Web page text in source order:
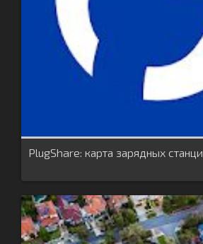
PlugShare: карта зарядных